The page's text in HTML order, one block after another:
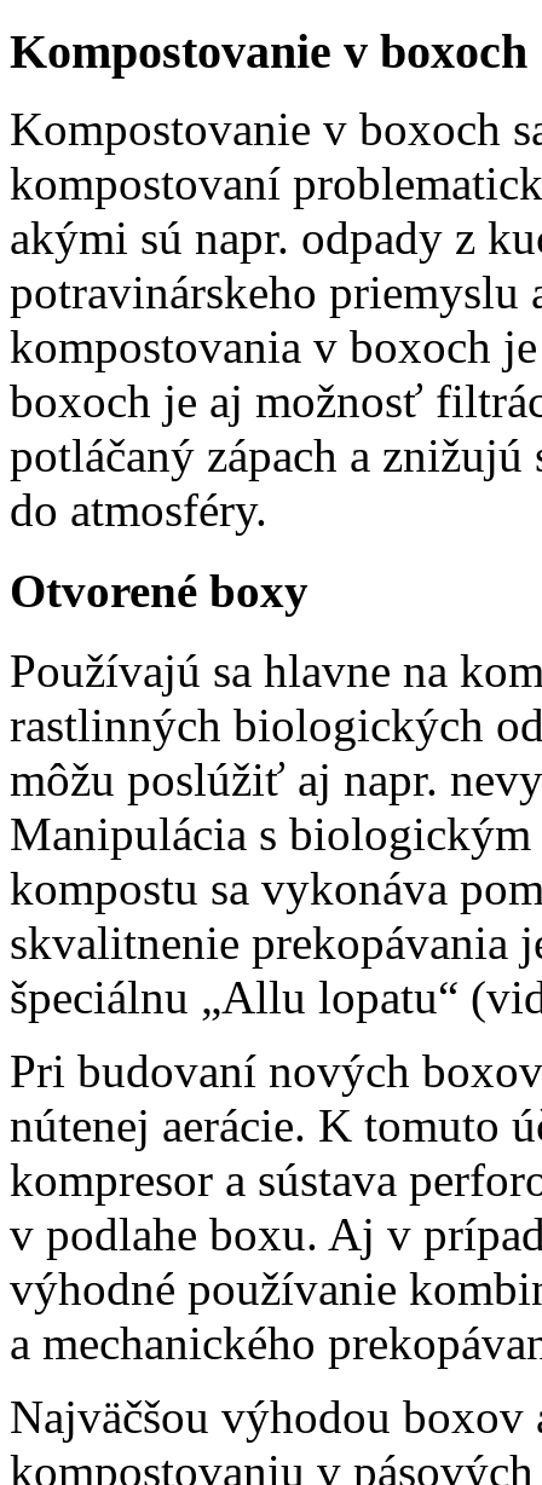
Kompostovanie v boxoch
Kompostovanie v boxoch
kompostovaní
akými sú napr. odpady z
potravinárskeho priemyslu
kompostovania v boxoch
boxoch je aj možnosť
potláčaný zápach a
do atmosféry.
Otvorené boxy
Používajú sa hlavne na
rastlinných biologických
môžu poslúžiť aj napr.
Manipulácia s biologickým
kompostu sa vykonáva
skvalitnenie prekopávania
špeciálnu „Allu lopatu“
Pri budovaní nových
nútenej aerácie. K tomuto
kompresor a sústava
v podlahe boxu. Aj v
výhodné používanie
a mechanického
Najväčšou výhodou
kompostovaniu v